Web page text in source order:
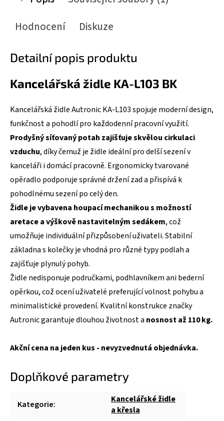
Hodnocení
Diskuze
Detailní popis produktu
Kancelářská židle KA-L103 BK
Kancelářská židle Autronic KA-L103 spojuje moderní design,
funkčnost a pohodlí pro každodenní pracovní využití.
Prodyšný síťovaný potah zajišťuje skvělou cirkulaci
vzduchu, díky čemuž je židle ideální pro delší sezení v
kanceláři i domácí pracovně. Ergonomicky tvarované
opěradlo podporuje správné držení zad a přispívá k
pohodlnému sezení po celý den.
Židle je vybavena houpací mechanikou s možností
aretace a výškově nastavitelným sedákem, což
umožňuje individuální přizpůsobení uživateli. Stabilní
základna s kolečky je vhodná pro různé typy podlah a
zajišťuje plynulý pohyb.
Židle nedisponuje područkami, podhlavníkem ani bederní
opěrkou, což ocení uživatelé preferující volnost pohybu a
minimalistické provedení. Kvalitní konstrukce značky
Autronic garantuje dlouhou životnost a nosnost až 110 kg.
Akční cena na jeden kus - nevyzvednutá objednávka.
Doplňkové parametry
Kategorie:
Kancelářské židle
a křesla